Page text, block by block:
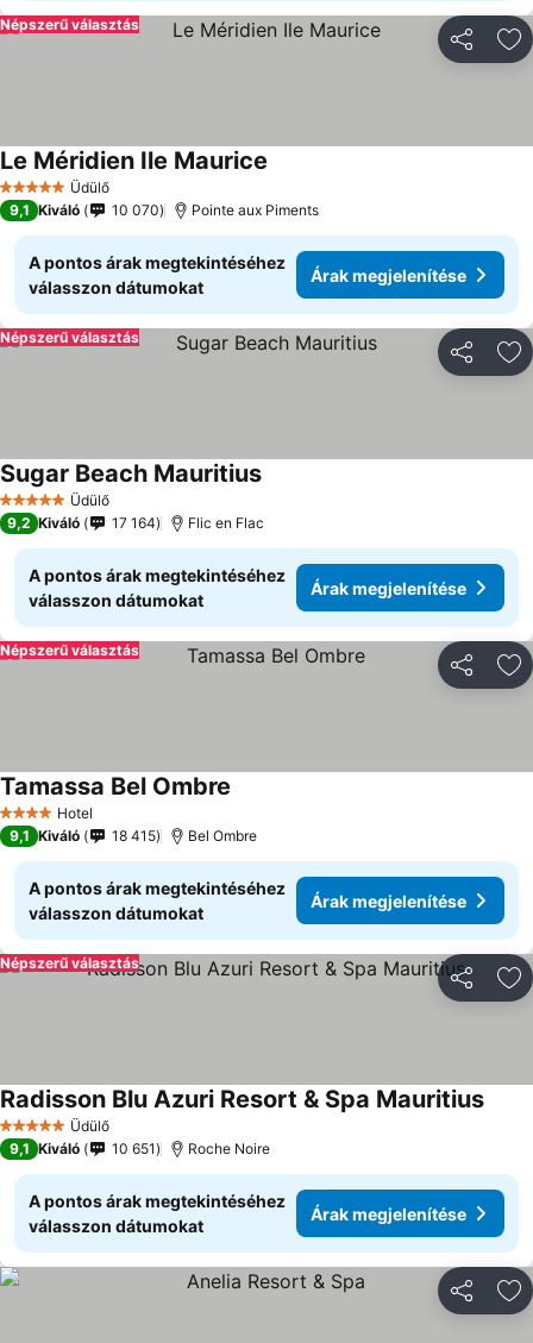
Népszerű választás
5 KategóriaÜdülő
Le Méridien Ile Maurice
9,1 Kiváló 10 070 Pointe aux Piments
A pontos árak megtekintéséhez
válasszon dátumokat
Árak megjelenítése
Népszerű választás
5 KategóriaÜdülő
Sugar Beach Mauritius
9,2 Kiváló 17 164 Flic en Flac
A pontos árak megtekintéséhez
válasszon dátumokat
Árak megjelenítése
Népszerű választás
4 KategóriaHotel
Tamassa Bel Ombre
9,1 Kiváló 18 415 Bel Ombre
A pontos árak megtekintéséhez
válasszon dátumokat
Árak megjelenítése
Népszerű választás
5 KategóriaÜdülő
Radisson Blu Azuri Resort & Spa Mauritius
9,1 Kiváló 10 651 Roche Noire
A pontos árak megtekintéséhez
válasszon dátumokat
Árak megjelenítése